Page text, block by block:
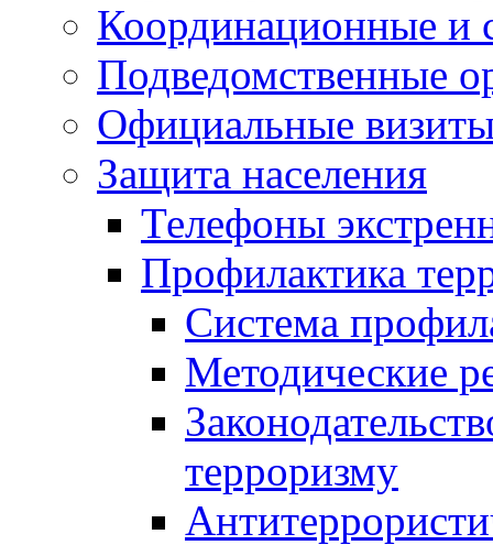
Координационные и
Подведомственные
Официальные
Защита населения
Телефоны
Профилактика
Система
Методические
терроризму